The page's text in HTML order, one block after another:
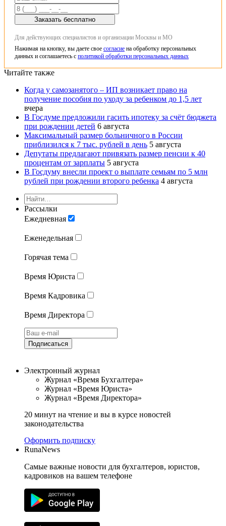
Заказать бесплатно
Для действующих специалистов и организации Москвы и МО
Нажимая на кнопку, вы даете свое согласие на обработку персональных
данных и соглашаетесь с политикой обработки персональных данных
Читайте также
Когда у самозанятого – ИП возникает право на
получение пособия по уходу за ребенком до 1,5 лет
вчера
В Госдуме предложили гасить ипотеку за счёт бюджета
при рождении детей 6 августа
Максимальный размер больничного в России
приблизился к 7 тыс. рублей в день 5 августа
Депутаты предлагают привязать размер пенсии к 40
процентам от зарплаты 5 августа
В Госдуму внесли проект о выплате семьям по 5 млн
рублей при рождении второго ребенка 4 августа
Рассылки
Ежедневная
Еженедельная
Горячая тема
Время Юриста
Время Кадровика
Время Директора
Подписаться
Электронный журнал
Журнал «Время Бухгалтера»
Журнал «Время Юриста»
Журнал «Время Директора»
20 минут на чтение и вы в курсе новостей
законодательства
Оформить подписку
RunaNews
Самые важные новости для бухгалтеров, юристов,
кадровиков на вашем телефоне